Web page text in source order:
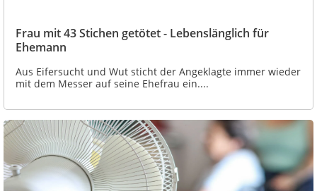
Frau mit 43 Stichen getötet - Lebenslänglich für
Ehemann
Aus Eifersucht und Wut sticht der Angeklagte immer wieder
mit dem Messer auf seine Ehefrau ein....